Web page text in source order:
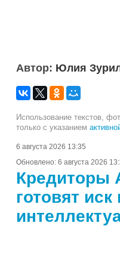
Автор: Юлия
Использование текстов,
только с указанием
6 августа 2026 13:35
Обновлено: 6 августа 2026
Кредиторы
готовят иск